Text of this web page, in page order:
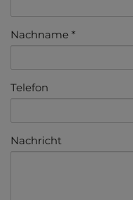
Nachname
Telefon
Nachricht